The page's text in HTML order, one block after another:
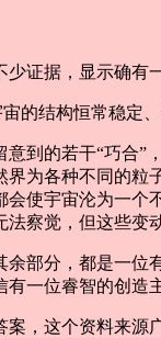
证据，显示确有
的结构恒常稳定
到的若干“巧合
为各种不同的
使宇宙沦为一
察觉，但这些变
部分，都是一
一位睿智的创造
，这个资料来